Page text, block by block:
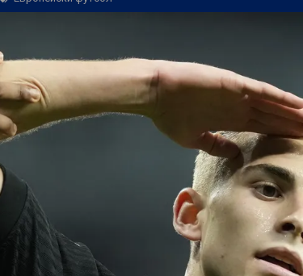
Невероятно удоволствие е да съм треньор на